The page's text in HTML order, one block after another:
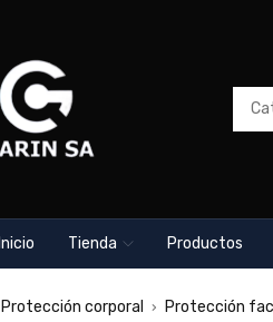
Inicio Tienda Productos
Protección corporal › Protección